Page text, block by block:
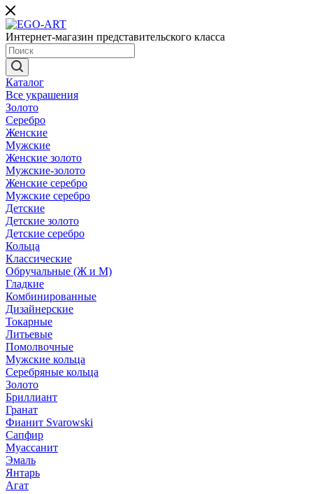
Интернет-магазин представительского класса
Каталог
Все украшения
Золото
Серебро
Женские
Мужские
Женские золото
Мужские-золото
Женские серебро
Мужские серебро
Детские
Детские золото
Детские серебро
Кольца
Классические
Обручальные (Ж и М)
Гладкие
Комбинированные
Дизайнерские
Токарные
Литьевые
Помолвочные
Мужские кольца
Серебряные кольца
Золото
Бриллиант
Гранат
Фианит Svarowski
Сапфир
Муассанит
Эмаль
Янтарь
Агат